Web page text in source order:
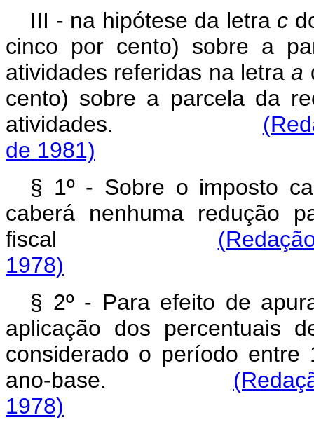
III - na hipótese da letra c
cinco por cento) sobre a
atividades referidas na letraa
cento) sobre a parcela da
atividades.
de 1981)
§ 1º - Sobre o imposto
caberá nenhuma redução
fiscal
1978)
§ 2º - Para efeito de
aplicação dos percentuais
considerado o período
ano-base.
1978)